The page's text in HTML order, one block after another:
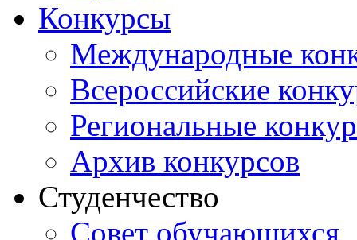
Конкурсы
Международные
Всероссийские
Региональные
Архив конкурсов
Студенчество
Совет обучающихся